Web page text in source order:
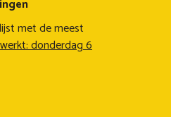
met de meest
donderdag 6